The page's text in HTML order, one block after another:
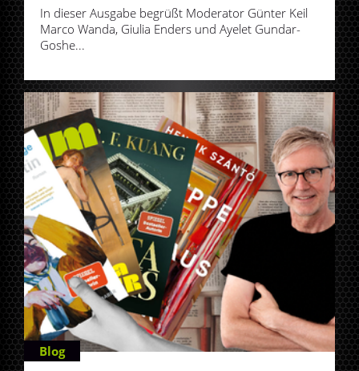
In dieser Ausgabe begrüßt Moderator Günter Keil
Marco Wanda, Giulia Enders und Ayelet Gundar-
Goshe...
Blog